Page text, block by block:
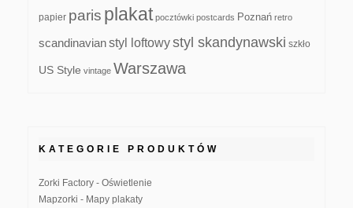
papier paris plakat pocztówki postcards Poznań retro
scandinavianstyl loftowystyl skandynawski szkło
US Style vintage Warszawa
KATEGORIE PRODUKTÓW
Zorki Factory - Oświetlenie
Mapzorki - Mapy plakaty